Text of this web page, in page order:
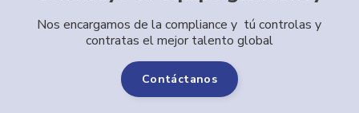
Nos encargamos de la compliance y tú controlas y
contratas el mejor talento global
Contáctanos